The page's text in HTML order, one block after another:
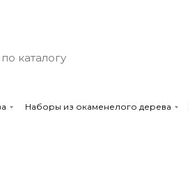
Наборы из окаменелого дерева